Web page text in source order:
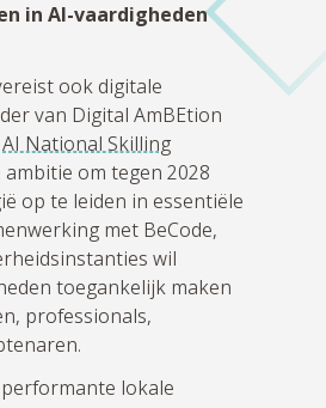
in AI-vaardigheden
ook digitale
van Digital AmBEtion
AI National Skilling
ambitie om tegen 2028
op te leiden in essentiële
met BeCode,
wil
toegankelijk maken
professionals,
lokale